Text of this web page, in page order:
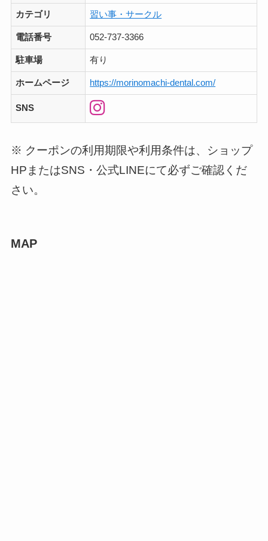
カテゴリ 習い事・サークル
電話番号 052-737-3366
駐車場 有り
ホームページ https://morinomachi-dental.com/
SNS
※ クーポンの利用期限や利用条件は、ショップ
HPまたはSNS・公式LINEにて必ずご確認くだ
さい。
MAP